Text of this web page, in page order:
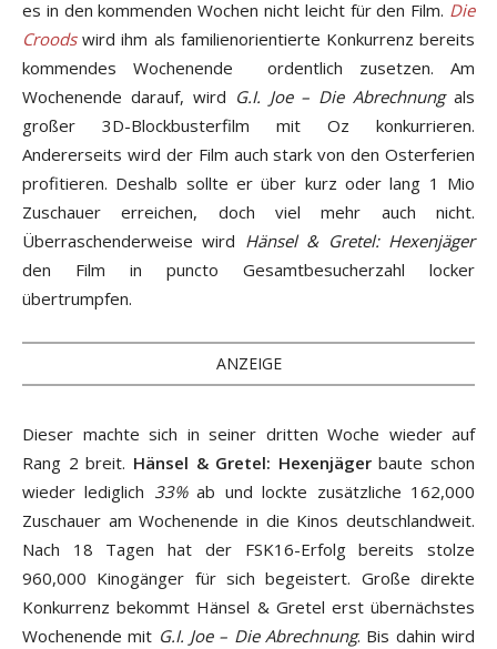
es in den kommenden Wochen nicht leicht für den Film. Die
Croodswird ihm als familienorientierte Konkurrenz bereits
kommendes Wochenende ordentlich zusetzen. Am
Wochenende darauf, wird G.I. Joe – Die Abrechnungals
großer 3D-Blockbusterfilm mit Oz konkurrieren.
Andererseits wird der Film auch stark von den Osterferien
profitieren. Deshalb sollte er über kurz oder lang 1 Mio
Zuschauer erreichen, doch viel mehr auch nicht.
Überraschenderweise wird Hänsel & Gretel: Hexenjäger
den Film in puncto Gesamtbesucherzahl locker
übertrumpfen.
ANZEIGE
Dieser machte sich in seiner dritten Woche wieder auf
Rang 2 breit. Hänsel & Gretel: Hexenjägerbaute schon
wieder lediglich 33%ab und lockte zusätzliche 162,000
Zuschauer am Wochenende in die Kinos deutschlandweit.
Nach 18 Tagen hat der FSK16-Erfolg bereits stolze
960,000 Kinogänger für sich begeistert. Große direkte
Konkurrenz bekommt Hänsel & Gretel erst übernächstes
Wochenende mit G.I. Joe – Die Abrechnung. Bis dahin wird